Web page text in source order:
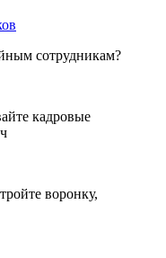
сотрудникам?
кадровые
воронку,